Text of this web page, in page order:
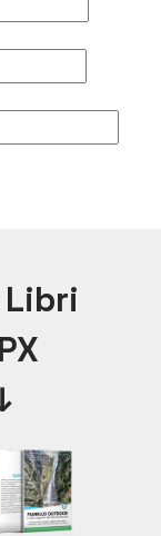
Libri